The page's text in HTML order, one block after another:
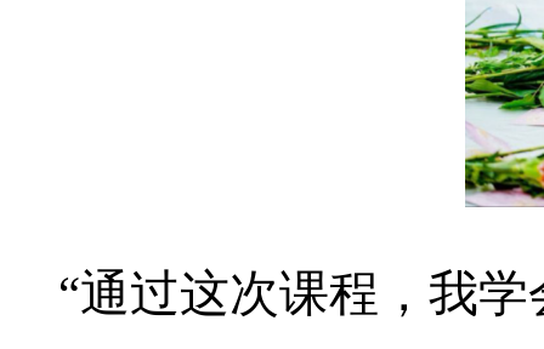
“通过这次课程，我